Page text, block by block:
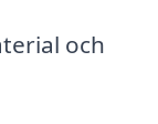
och